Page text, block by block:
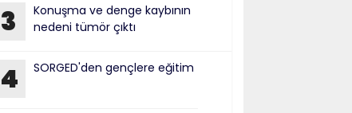
3
Konuşma ve denge kaybının
nedeni tümör çıktı
4 SORGED'den gençlere eğitim